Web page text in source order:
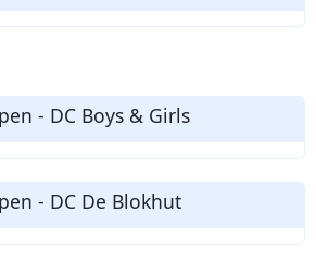
- DC Boys & Girls
- DC De Blokhut